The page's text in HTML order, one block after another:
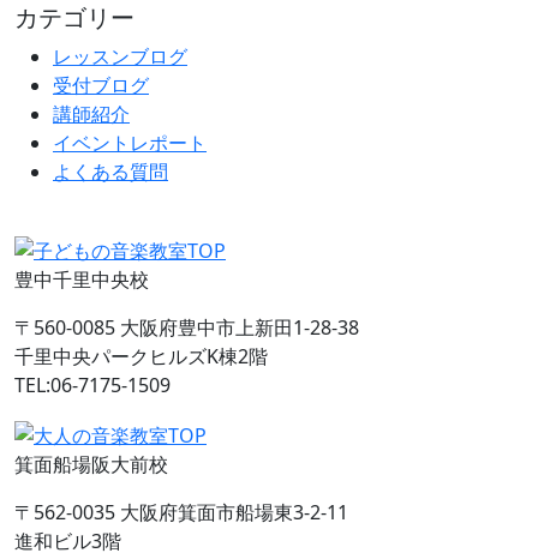
カテゴリー
レッスンブログ
受付ブログ
講師紹介
イベントレポート
よくある質問
豊中千里中央校
〒560-0085 大阪府豊中市上新田1-28-38
千里中央パークヒルズK棟2階
TEL:06-7175-1509
箕面船場阪大前校
〒562-0035 大阪府箕面市船場東3-2-11
進和ビル3階